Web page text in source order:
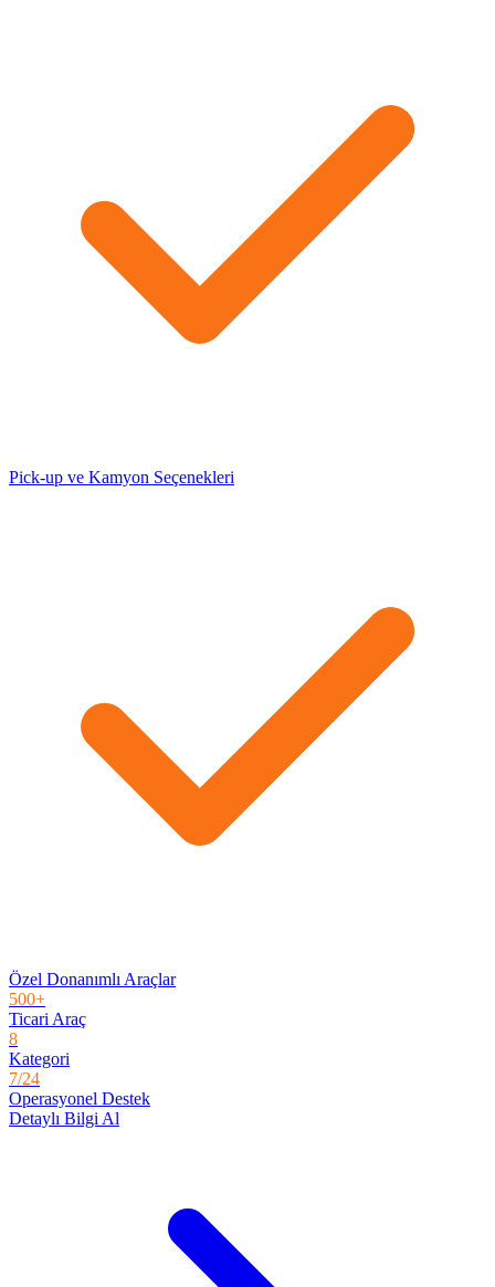
Pick-up ve Kamyon Seçenekleri
Özel Donanımlı Araçlar
500+
Ticari Araç
8
Kategori
7/24
Operasyonel Destek
Detaylı Bilgi Al